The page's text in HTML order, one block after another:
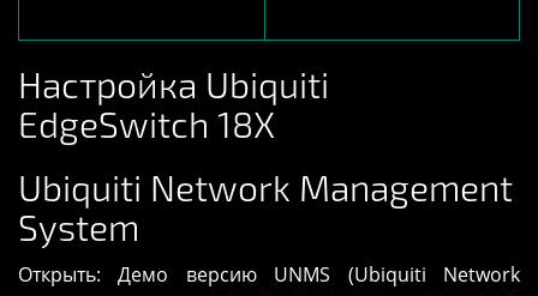
Настройка Ubiquiti
EdgeSwitch 18X
Ubiquiti Network Management
System
Открыть: Демо версию UNMS (Ubiquiti Network